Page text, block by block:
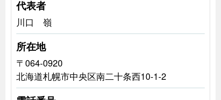
代表者
川口 嶺
所在地
〒064-0920
北海道札幌市中央区南二十条西10-1-2